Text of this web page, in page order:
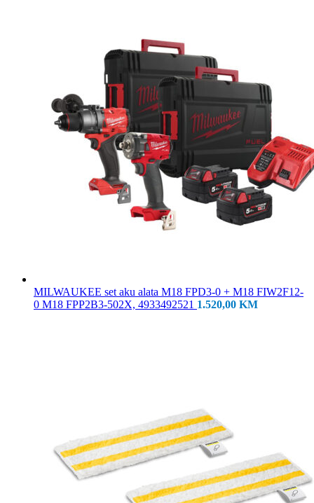
MILWAUKEE set aku alata M18 FPD3-0 + M18 FIW2F12-
0 M18 FPP2B3-502X, 4933492521 1.520,00 KM